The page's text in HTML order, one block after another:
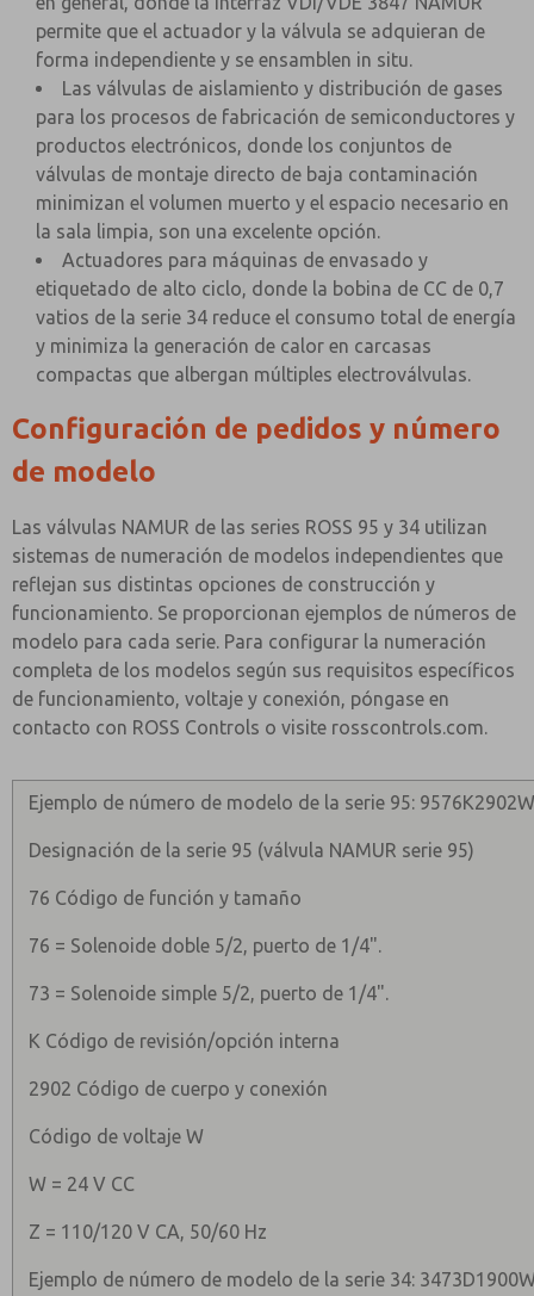
permite que el actuador y la válvula se adquieran de
forma independiente y se ensamblen in situ.
Las válvulas de aislamiento y distribución de gases
para los procesos de fabricación de semiconductores y
productos electrónicos, donde los conjuntos de
válvulas de montaje directo de baja contaminación
minimizan el volumen muerto y el espacio necesario en
la sala limpia, son una excelente opción.
Actuadores para máquinas de envasado y
etiquetado de alto ciclo, donde la bobina de CC de 0,7
vatios de la serie 34 reduce el consumo total de energía
y minimiza la generación de calor en carcasas
compactas que albergan múltiples electroválvulas.
Configuración de pedidos y número
de modelo
Las válvulas NAMUR de las series ROSS 95 y 34 utilizan
sistemas de numeración de modelos independientes que
reflejan sus distintas opciones de construcción y
funcionamiento. Se proporcionan ejemplos de números de
modelo para cada serie. Para configurar la numeración
completa de los modelos según sus requisitos específicos
de funcionamiento, voltaje y conexión, póngase en
contacto con ROSS Controls o visite rosscontrols.com.
Ejemplo de número de modelo de la serie 95:
Designación de la serie 95 (válvula NAMUR serie 95)
76 Código de función y tamaño
76 = Solenoide doble 5/2, puerto de 1/4".
73 = Solenoide simple 5/2, puerto de 1/4".
K Código de revisión/opción interna
2902 Código de cuerpo y conexión
Código de voltaje W
W = 24 V CC
Z = 110/120 V CA, 50/60 Hz
Ejemplo de número de modelo de la serie 34: